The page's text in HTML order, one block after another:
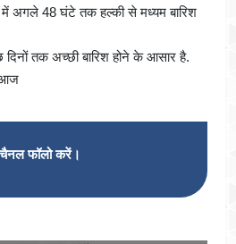
में अगले 48 घंटे तक हल्की से मध्यम बारिश
दिनों तक अच्छी बारिश होने के आसार है.
आज
फॉलो करें।